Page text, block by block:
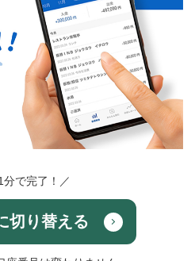
分で完了！／
切り替える